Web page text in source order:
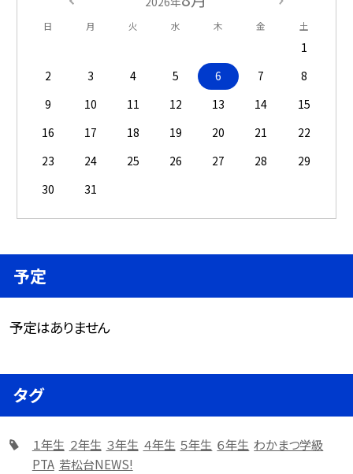
日 月 火 水 木 金 土
1
2
3 4 5 6 7
8
9
10 11 12 13 14
15
16
17 18 19 20 21
22
23
24 25 26 27 28
29
30
31
予定
予定はありません
タグ
１年生 ２年生 ３年生 ４年生 ５年生 ６年生 わかまつ学級
PTA 若松台NEWS!